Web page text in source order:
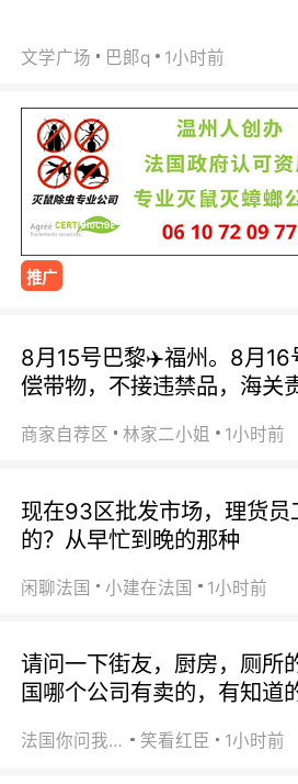
文学广场 巴郞q 1小时前
推广
8月15号巴黎✈️福州。8月
偿带物，不接违禁品，海关
商家自荐区 林家二小姐 1小时前
现在93区批发市场，理货员
的？从早忙到晚的那种
闲聊法国 小建在法国 1小时前
请问一下街友，厨房，厕所
国哪个公司有卖的，有知道
法国你问我答 笑看红臣 1小时前